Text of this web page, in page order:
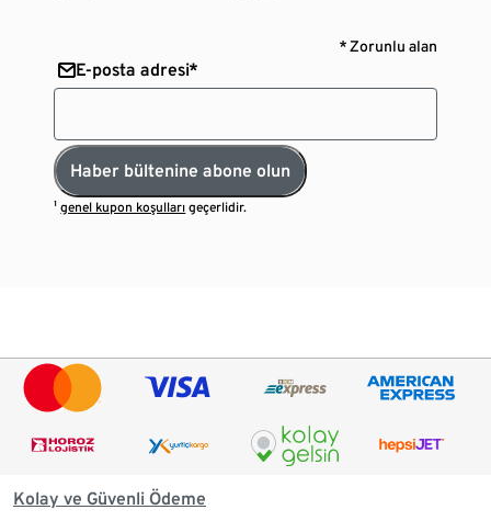
* Zorunlu alan
E-posta adresi*
Haber bültenine abone olun
¹genel kupon koşulları geçerlidir.
Kolay ve Güvenli Ödeme